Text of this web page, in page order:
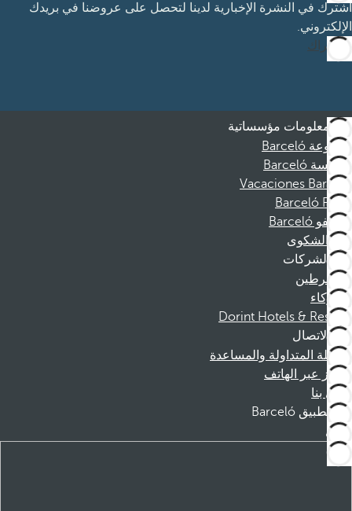
اشترك في النشرة الإخبارية لدينا لتحصل على عروضنا في بريدك
الإلكتروني.
الاشتراك
معلومات مؤسساتية
مجموعة Barceló
مؤسسة Barceló
Vacaciones Barceló
Barceló Films
موظفو Barceló
قناة الشكوى
الشركات
المنخرطين
الشركاء
Dorint Hotels & Resorts
الاتصال
الأسئلة المتداولة والمساعدة
الحجز عبر الهاتف
اتصل بنا
تطبيق Barceló
تنزيل